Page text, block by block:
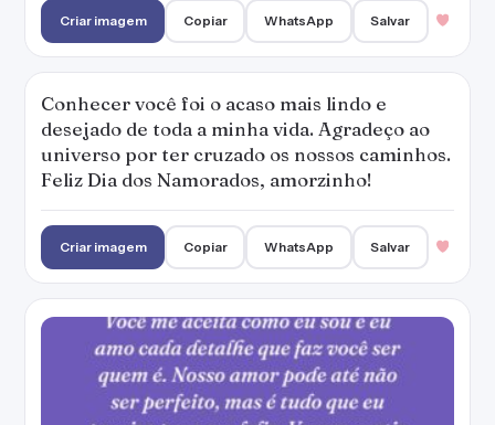
Criar imagem Copiar WhatsApp Salvar
Conhecer você foi o acaso mais lindo e
desejado de toda a minha vida. Agradeço ao
universo por ter cruzado os nossos caminhos.
Feliz Dia dos Namorados, amorzinho!
Criar imagem Copiar WhatsApp Salvar